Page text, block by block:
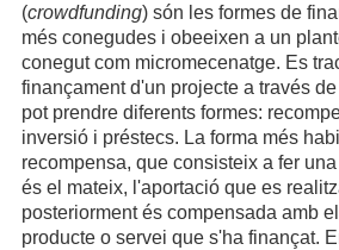
(crowdfunding) són les formes de
més conegudes i obeeixen a un
conegut com micromecenatge. Es
finançament d'un projecte a través
pot prendre diferents formes:
inversió i préstecs. La forma més
recompensa, que consisteix a fer
és el mateix, l'aportació que es
posteriorment és compensada amb
producte o servei que s'ha finançat.